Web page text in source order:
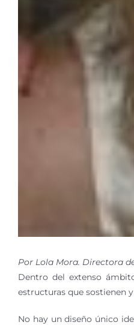
Por Lola Mora. Directora
Dentro del extenso
estructuras que sostienen
No hay un diseño único